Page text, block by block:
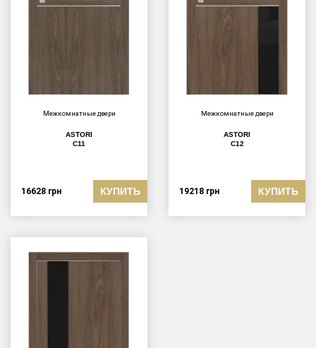
Межкомнатные двери
ASTORI
C11
16628 грн КУПИТЬ
Межкомнатные двери
ASTORI
C12
19218 грн КУПИТЬ